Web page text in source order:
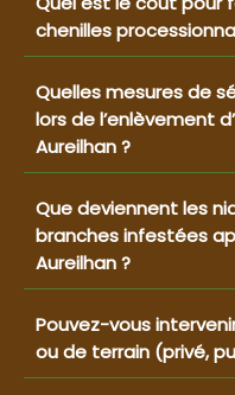
chenilles
Quelles mesures de
lors de l’enlèvement
Aureilhan ?
Que deviennent les
branches infestées
Aureilhan ?
Pouvez-vous
ou de terrain (privé,